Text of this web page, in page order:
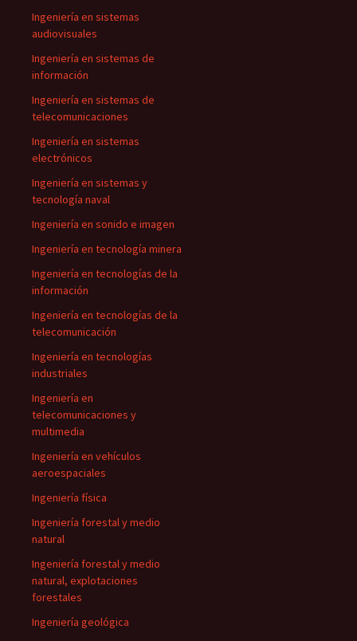
Ingeniería en sistemas
audiovisuales
Ingeniería en sistemas de
información
Ingeniería en sistemas de
telecomunicaciones
Ingeniería en sistemas
electrónicos
Ingeniería en sistemas y
tecnología naval
Ingeniería en sonido e imagen
Ingeniería en tecnología minera
Ingeniería en tecnologías de la
información
Ingeniería en tecnologías de la
telecomunicación
Ingeniería en tecnologías
industriales
Ingeniería en
telecomunicaciones y
multimedia
Ingeniería en vehículos
aeroespaciales
Ingeniería física
Ingeniería forestal y medio
natural
Ingeniería forestal y medio
natural, explotaciones
forestales
Ingeniería geológica